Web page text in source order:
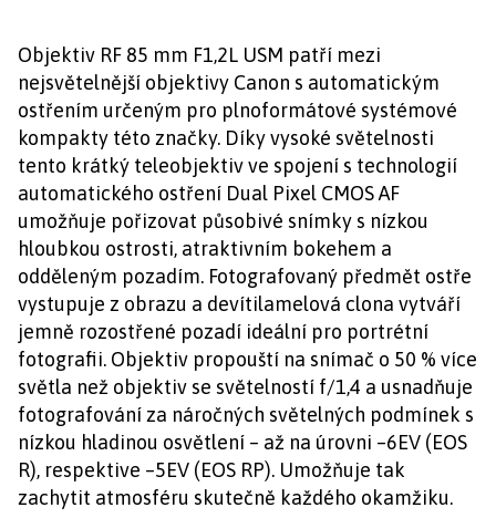
Objektiv RF 85 mm F1,2L USM patří mezi
nejsvětelnější objektivy Canon s automatickým
ostřením určeným pro plnoformátové systémové
kompakty této značky. Díky vysoké světelnosti
tento krátký teleobjektiv ve spojení s technologií
automatického ostření Dual Pixel CMOS AF
umožňuje pořizovat působivé snímky s nízkou
hloubkou ostrosti, atraktivním bokehem a
odděleným pozadím. Fotografovaný předmět ostře
vystupuje z obrazu a devítilamelová clona vytváří
jemně rozostřené pozadí ideální pro portrétní
fotografii. Objektiv propouští na snímač o 50 % více
světla než objektiv se světelností f/1,4 a usnadňuje
fotografování za náročných světelných podmínek s
nízkou hladinou osvětlení – až na úrovni –6EV (EOS
R), respektive –5EV (EOS RP). Umožňuje tak
zachytit atmosféru skutečně každého okamžiku.